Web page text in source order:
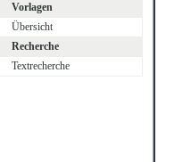
Vorlagen
Übersicht
Recherche
Textrecherche